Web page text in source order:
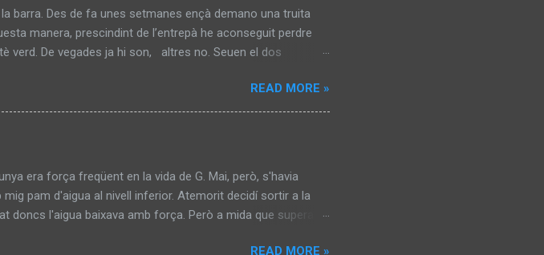
barra. Des de fa unes setmanes ençà demano una truita
manera, prescindint de l’entrepà he aconseguit perdre
verd. De vegades ja hi son, altres no. Seuen el dos
bruta. Desprenen un tuf fastigós. Sabem que no treballen i
uns 10 minuts, paguen i marxen. Fins l’endemà. Ja fa
i demana un tallat. Al mateix temps, treu dues monedes
READ MORE »
era força freqüent en la vida de G. Mai, però, s'havia
pam d'aigua al nivell inferior. Atemorit decidí sortir a la
doncs l'aigua baixava amb força. Però a mida que superava
READ MORE »